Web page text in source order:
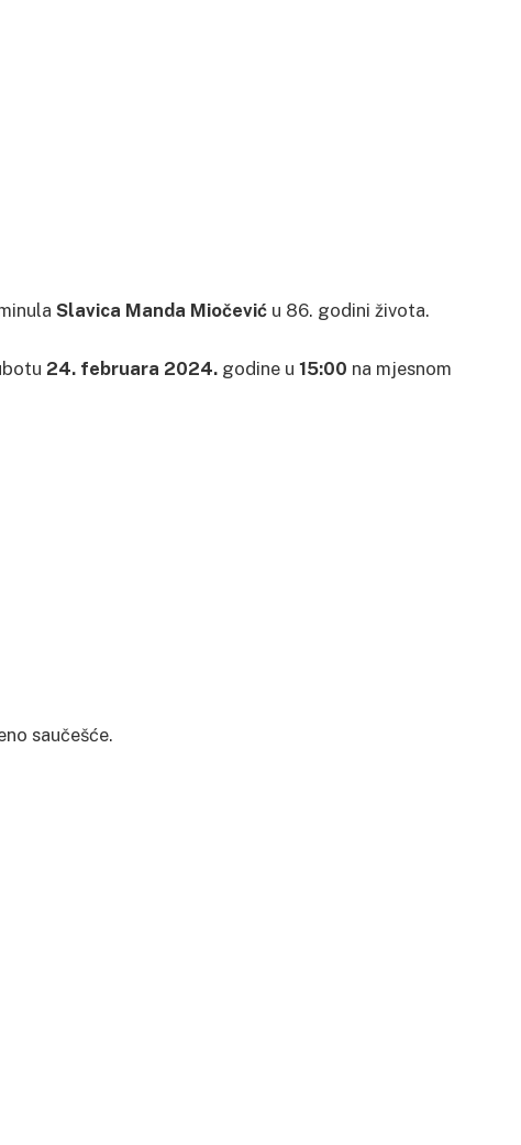
Slavica Manda Miočević u 86. godini života.
24. februara 2024. godine u 15:00 na mjesnom
saučešće.